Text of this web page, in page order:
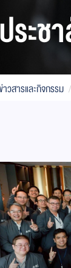
ระ
าวสารและกิจกรรม